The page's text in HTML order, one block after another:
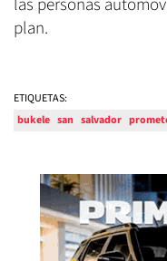
plan.
ETIQUETAS:
bukele san salvador